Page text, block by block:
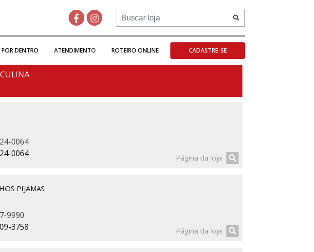
POR DENTRO ATENDIMENTO ROTEIRO ONLINE CADASTRE-SE
0064
0064
Página da loja
PIJAMAS
9990
3758
Página da loja